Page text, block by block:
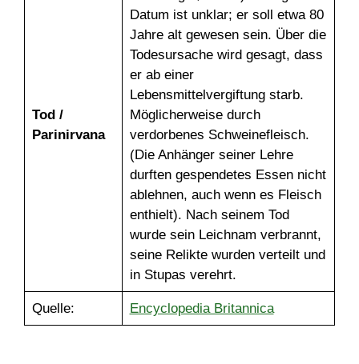
Tod /
Parinirvana
Datum ist unklar; er soll etwa 80
Jahre alt gewesen sein. Über die
Todesursache wird gesagt, dass
er ab einer
Lebensmittelvergiftung starb.
Möglicherweise durch
verdorbenes Schweinefleisch.
(Die Anhänger seiner Lehre
durften gespendetes Essen nicht
ablehnen, auch wenn es Fleisch
enthielt). Nach seinem Tod
wurde sein Leichnam verbrannt,
seine Relikte wurden verteilt und
in Stupas verehrt.
Quelle: Encyclopedia Britannica